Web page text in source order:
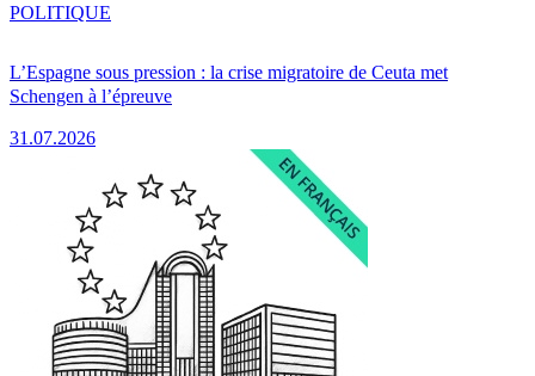
L’Espagne sous pression : la crise migratoire de Ceuta met
Schengen à l’épreuve
31.07.2026
POLITIQUE